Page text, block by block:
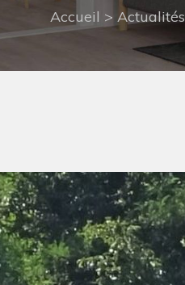
Accueil > Actualités